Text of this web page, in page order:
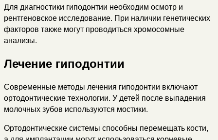
Для диагностики гиподонтии необходим осмотр и
рентгеновское исследование. При наличии генетических
факторов также могут проводиться хромосомные
анализы.
Лечение гиподонтии
Современные методы лечения гиподонтии включают
ортодонтические технологии. У детей после выпадения
молочных зубов используются мостики.
Ортодонтические системы способны перемещать кости,